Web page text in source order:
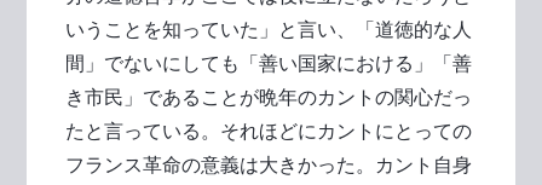
いうことを知っていた」と言い、「道徳的な人
間」でないにしても「善い国家における」「善
き市民」であることが晩年のカントの関心だっ
たと言っている。それほどにカントにとっての
フランス革命の意義は大きかった。カント自身